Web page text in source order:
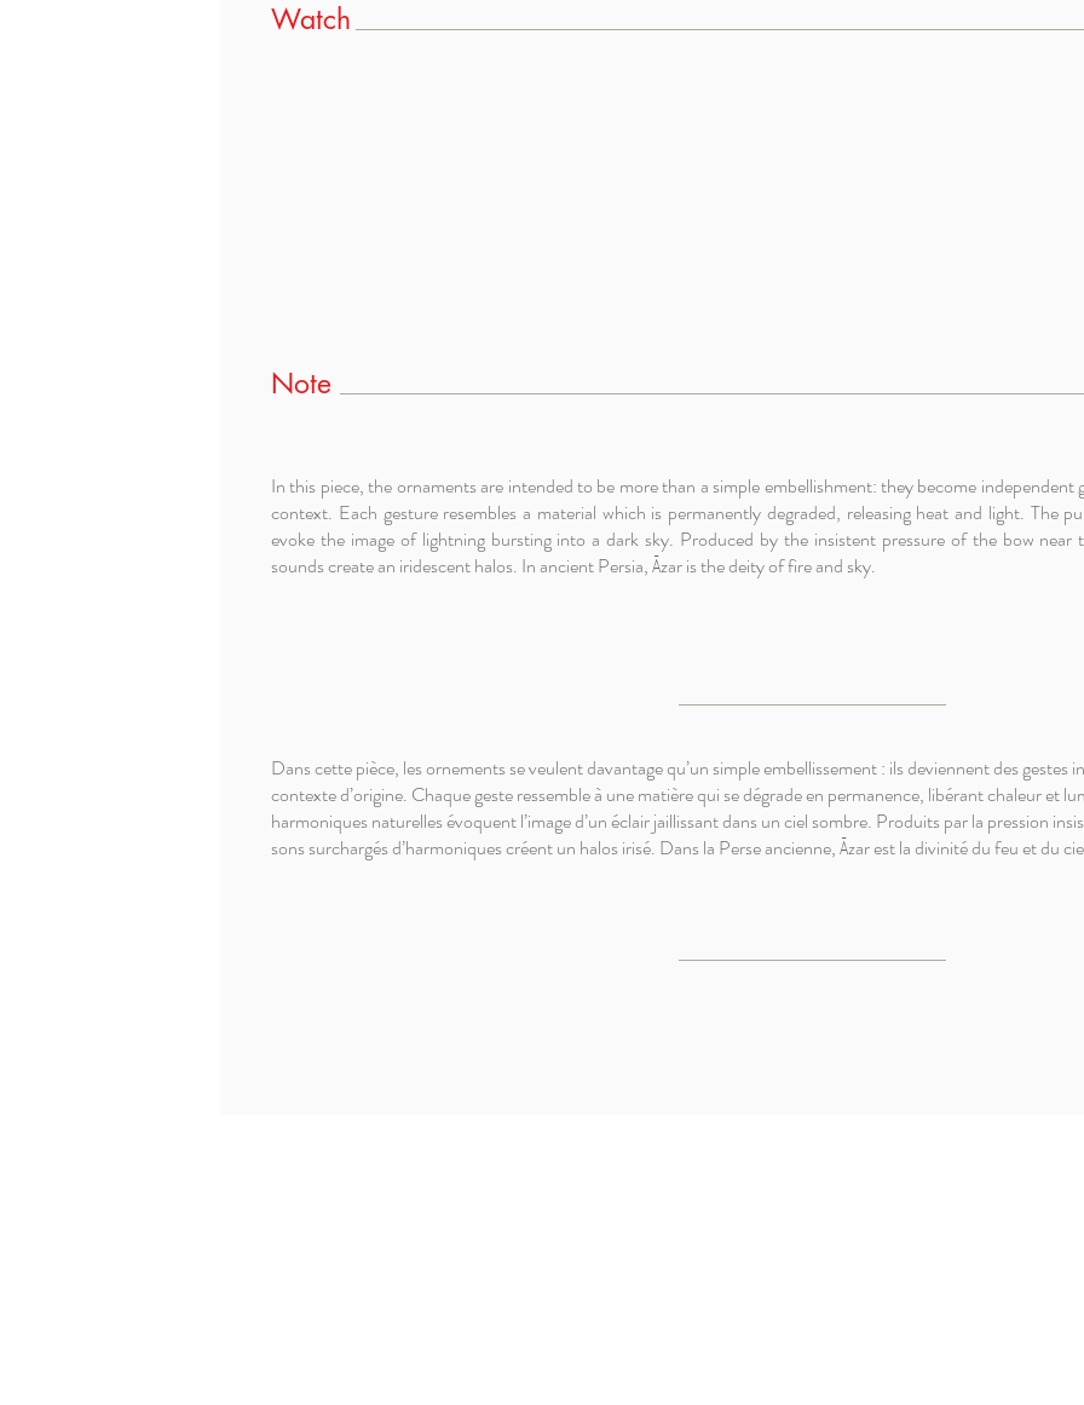
Watch
Note
In this piece, the ornaments are intended to be more than a simple embellishment: they become
context. Each gesture resembles a material which is permanently degraded, releasing heat and light. The
evoke the image of lightning bursting into a dark sky. Produced by the insistent pressure of the bow near
sounds create an iridescent halos. In ancient Persia, Āzar is the deity of fire and sky.
Dans cette pièce, les ornements se veulent davantage qu’un simple embellissement : ils deviennent des gestes
contexte d’origine. Chaque geste ressemble à une matière qui se dégrade en permanence, libérant chaleur et
harmoniques naturelles évoquent l’image d’un éclair jaillissant dans un ciel sombre. Produits par la pression
sons surchargés d’harmoniques créent un halos irisé. Dans la Perse ancienne, Āzar est la divinité du feu et du